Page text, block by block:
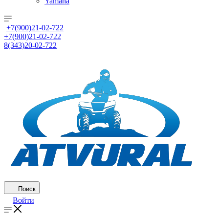
+7(900)21-02-722
+7(900)21-02-722
8(343)20-02-722
Поиск
Войти